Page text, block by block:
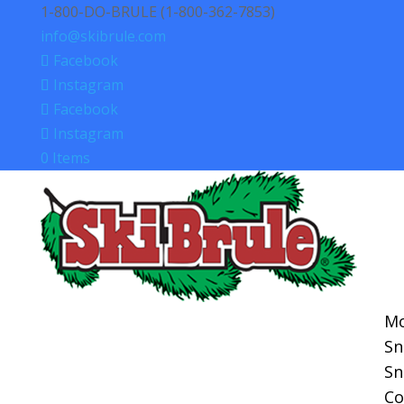
1-800-DO-BRULE (1-800-362-7853)
info@skibrule.com
Facebook
Instagram
Facebook
Instagram
0 Items